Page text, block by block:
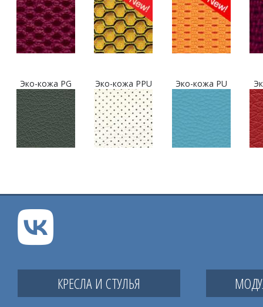
Эко-кожа PG Эко-кожа PPU Эко-кожа PU
КРЕСЛА И СТУЛЬЯ